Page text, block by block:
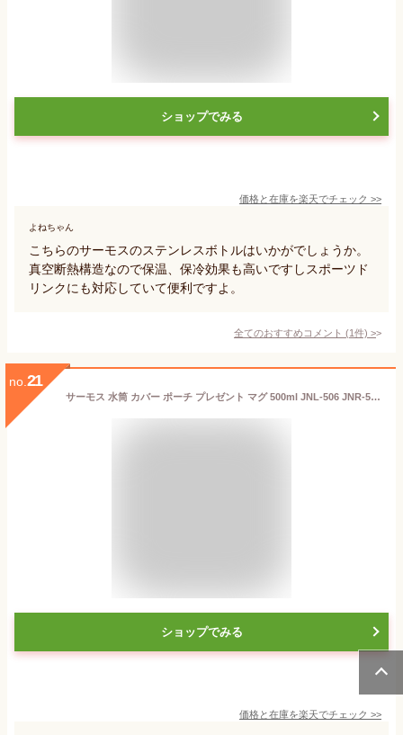
ショップでみる
価格と在庫を楽天でチェック >>
よねちゃん
こちらのサーモスのステンレスボトルはいかがでしょうか。
真空断熱構造なので保温、保冷効果も高いですしスポーツド
リンクにも対応していて便利ですよ。
全てのおすすめコメント (1件) >
no. 21
サーモス 水筒 カバー ポーチ プレゼント マグ 500ml JNL-506 JNR-503 スポーツドリンク対応 子供 大人 ワンタッチ 直飲み ステンレス ボトル 保冷 保温 軽量
ショップでみる
価格と在庫を楽天でチェック >>